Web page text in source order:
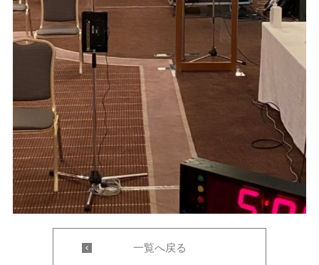
一覧へ戻る